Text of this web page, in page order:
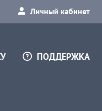
Личный кабинет
ПОДДЕРЖКА